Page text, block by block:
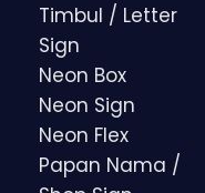
Timbul / Letter
Sign
Neon Box
Neon Sign
Neon Flex
Papan Nama /